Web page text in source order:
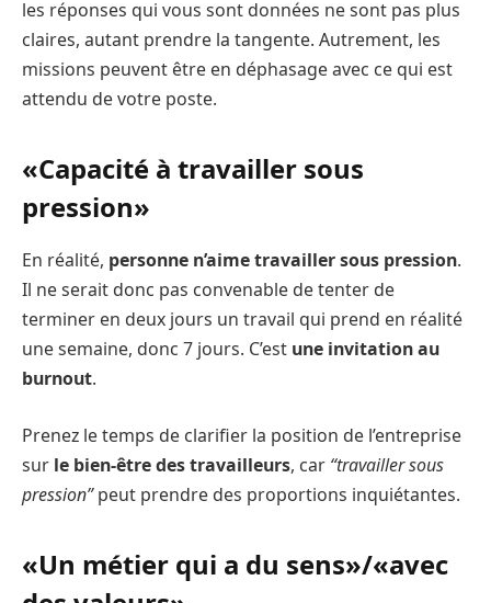
les réponses qui vous sont données ne sont pas plus
claires, autant prendre la tangente. Autrement, les
missions peuvent être en déphasage avec ce qui est
attendu de votre poste.
«Capacité à travailler sous
pression»
En réalité, personne n’aime travailler sous pression.
Il ne serait donc pas convenable de tenter de
terminer en deux jours un travail qui prend en réalité
une semaine, donc 7 jours. C’est une invitation au
burnout.
Prenez le temps de clarifier la position de l’entreprise
sur le bien-être des travailleurs, car “travailler sous
pression”peut prendre des proportions inquiétantes.
«Un métier qui a du sens»/«avec